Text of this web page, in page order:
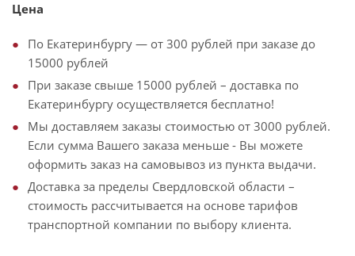
Цена
По Екатеринбургу — от 300 рублей при заказе до
15000 рублей
При заказе свыше 15000 рублей – доставка по
Екатеринбургу осуществляется бесплатно!
Мы доставляем заказы стоимостью от 3000 рублей.
Если сумма Вашего заказа меньше - Вы можете
оформить заказ на самовывоз из пункта выдачи.
Доставка за пределы Свердловской области –
стоимость рассчитывается на основе тарифов
транспортной компании по выбору клиента.